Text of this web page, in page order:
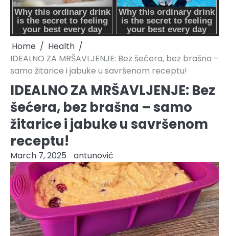
Home
Health
IDEALNO ZA MRŠAVLJENJE: Bez šećera, bez brašna –
samo žitarice i jabuke u savršenom receptu!
IDEALNO ZA MRŠAVLJENJE: Bez
šećera, bez brašna – samo
žitarice i jabuke u savršenom
receptu!
March 7, 2025 antunović